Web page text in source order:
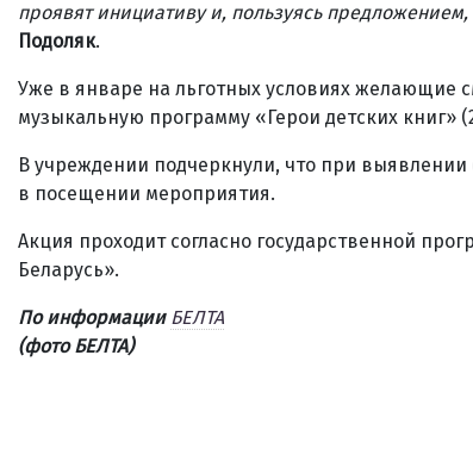
проявят инициативу и, пользуясь
Подоляк.
Уже в январе на льготных условиях желающие
музыкальную программу «Герои детских книг»
В учреждении подчеркнули, что при
в посещении мероприятия.
Акция проходит согласно государственной
Беларусь».
По информации БЕЛТА
(фото БЕЛТА)